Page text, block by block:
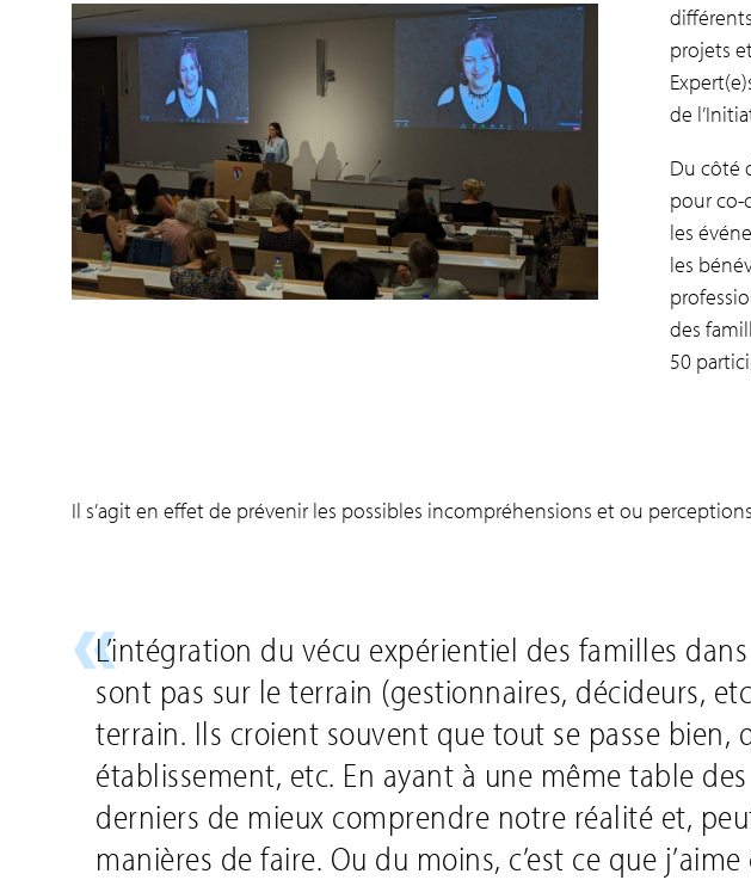
projets
de
Du côté
pour co-
les
les
des
50
Il s’agit en effet de prévenir les possibles incompréhensions et ou perceptions
L’intégration du vécu expérientiel des familles
sont pas sur le terrain (gestionnaires, décideurs,
terrain. Ils croient souvent que tout se passe
établissement, etc. En ayant à une même table
derniers de mieux comprendre notre réalité et,
manières de faire. Ou du moins, c’est ce que